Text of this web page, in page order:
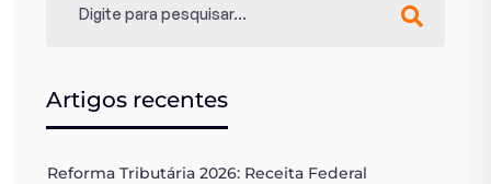
Artigos recentes
Reforma Tributária 2026: Receita Federal